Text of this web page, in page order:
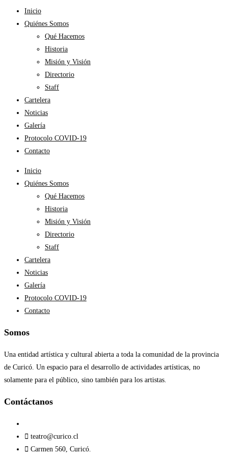
Inicio
Quiénes Somos
Qué Hacemos
Historia
Misión y Visión
Directorio
Staff
Cartelera
Noticias
Galería
Protocolo COVID-19
Contacto
Inicio
Quiénes Somos
Qué Hacemos
Historia
Misión y Visión
Directorio
Staff
Cartelera
Noticias
Galería
Protocolo COVID-19
Contacto
Somos
Una entidad artística y cultural abierta a toda la comunidad de la provincia
de Curicó. Un espacio para el desarrollo de actividades artísticas, no
solamente para el público, sino también para los artistas.
Contáctanos​
teatro@curico.cl
Carmen 560, Curicó.